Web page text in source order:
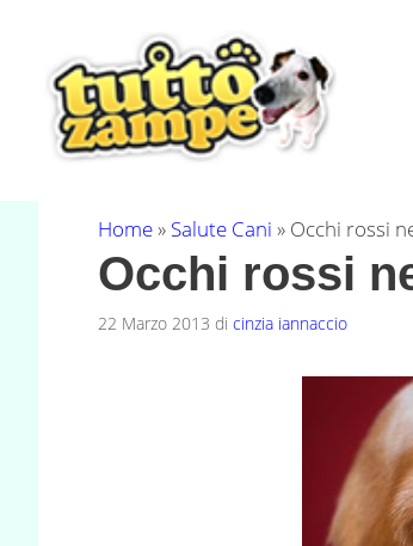
contenuto
Home» Salute Cani » Occhi rossi
Occhi rossi
22 Marzo 2013 di cinzia iannaccio